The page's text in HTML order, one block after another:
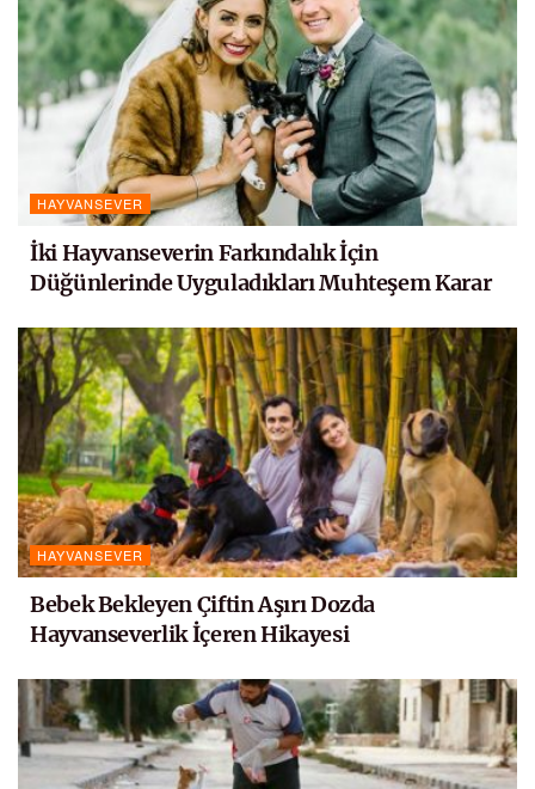
HAYVANSEVER
İki Hayvanseverin Farkındalık İçin
Düğünlerinde Uyguladıkları Muhteşem Karar
HAYVANSEVER
Bebek Bekleyen Çiftin Aşırı Dozda
Hayvanseverlik İçeren Hikayesi